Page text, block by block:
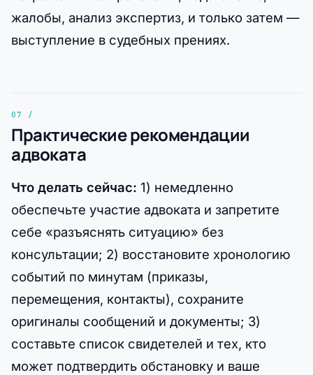
жалобы, анализ экспертиз, и только затем —
выступление в судебных прениях.
Практические рекомендации
адвоката
Что делать сейчас: 1) немедленно
обеспечьте участие адвоката и запретите
себе «разъяснять ситуацию» без
консультации; 2) восстановите хронологию
событий по минутам (приказы,
перемещения, контакты), сохраните
оригиналы сообщений и документы; 3)
составьте список свидетелей и тех, кто
может подтвердить обстановку и ваше